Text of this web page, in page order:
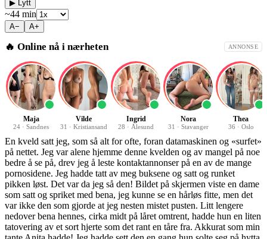
▶ Lytt
~44 min
A− A+
🔥 Online nå i nærheten ANNONSE
Maja
24 · Sandnes
Vilde
31 · Kristiansand
Ingrid
28 · Ålesund
Nora
31 · Stavanger
Thea
36 · Oslo
En kveld satt jeg, som så alt for ofte, foran datamaskinen og «surfet» på nettet. Jeg var alene hjemme denne kvelden og av mangel på noe bedre å se på, drev jeg å leste kontaktannonser på en av de mange pornosidene. Jeg hadde tatt av meg buksene og satt og runket pikken løst. Det var da jeg så den! Bildet på skjermen viste en dame som satt og spriket med bena, jeg kunne se en hårløs fitte, men det var ikke den som gjorde at jeg nesten mistet pusten. Litt lengere nedover bena hennes, cirka midt på låret omtrent, hadde hun en liten tatovering av et sort hjerte som det rant en tåre fra. Akkurat som min tante Anita hadde! Jeg hadde sett den en gang hun solte seg på hytta. Hun var min mors eldre søster og familiens «sorte får». Jeg hadde egentlig aldri skjønt hvorfor, men når foreldrene mine snakket om henne, og jeg kom inn i rommet ble det alltid brått stille. Far smilte alltid lurt når hun kom på besøk, men da ble mor sur. «Flyfille!» sa mamma, «Det går ikke ann å ha det forbruket på menn!» Anita var alltid hyggelig mot meg, hun var alltid så glad og lystig. Når hun lo, ristet alltid puppene hennes. Skjønt, det hadde jeg bare lagt merke til de siste årene. Det hendte til og med at jeg tok meg selv i å fantasere om henne når jeg lå i sengen å runket om kvelden. Ikke så rart kanskje, for en gutt på 16, som har en 45 år gammel tante med kropp som en fotomodell. Jeg leste annonsen til bildet: «Moden madam søker partnere i alle aldre for uforpliktende treff. Liker alt som er gøy og godt: 69, anal, oral eller doggystyle, har også veldig gode erfaringer med lettere dominanse. Er også åpen for andre ting, bare fantasien setter grenser! Par kan også svare. Hilsen: Miss Try.» Så sto det en E-mail adresse. Jeg kunne ikke se ansiktet hennes, men kroppen og det lange, nesten svarte håret, stemte. Høyre hånda mi tok et hardere tak i pikken, nå runket jeg for harde livet. Kanskje jeg skulle svare? ÅHH… der gikk det for meg, sæden sprutet ut. Det kunne jo ikke skade å prøve. Jeg tørket opp sølet og begynte å skrive: » Kjære Miss Try. Jeg er en ung, kåt mann ( vet den er litt drøy, men hva skulle jeg skrive?? ) som ønsker å treffe deg. Jeg er vel litt uerfaren, men har meget sterke drifter. Har alltid vært nysgjerrig på dominering, ( jeg visste vel egentlig ikke hva det var en gang, men skitt au ), men har aldri fått prøvd det. Jeg liker å eksperimentere, men det er ikke så mange kvinner på min alder som er med på mye av det jeg ønsker, håper du kan hjelpe meg. Jeg tente øyeblikkelig da jeg så bildet ditt, du er jo bare dritsexy! Lær meg! Ser frem mot å høre fra deg. Hilsen: P.» Etter å ha sendt mailen, var jeg så spent at jeg skalv. Tenk om jeg fikk svar! Det skulle nesten gå en uke før jeg hørte noe. Da mailen kom leste jeg spent: «Hei P. Takk for svaret ditt. Selvfølgelig skal jeg hjelpe deg. En moden kvinne er dum hvis hun sier nei når hun blir tilbudt en ungkukk. Hva vil du lære? Jeg er veldig glad i å bli slikket, vil du det? Stikke tunga di langt inn i den våte fitta mi? Jeg vil høre mer hva du fantaserer om, hva gjør deg kåt? Tenner du på strenge damer? Har du blitt sugd før? La meg suge kukken din tom for safter! Men først vil jeg kjenne den i musa mi, og i analen! Du må svare fort, for jeg er så kåt nå! Fortell meg også når vi kan møtes, jeg har leilighet vi kan treffes i. M.T.» «Fy faen!» tenkte jeg, tenk om det er tante Anita, og hva ville hun sagt om hun visste det var meg hun skrev til… Jeg måtte finne det ut og visste hvordan, om to uker skulle hele familien min på vår årlige hyttetur til Valdres. Tante skulle også dit. Jeg skrev svar tilbake at jeg gjerne ville møte henne, men at jeg kun kan den helgen om to uker. Jeg skrev også at hennes forslag hørtes perfekt ut. Dagen etter fikk jeg svar: Hun kunne ikke den helgen, hun måtte bort. «Familiære saker» skrev hun. Det måtte være tante! Jeg skrev tilbake at «…vi måtte prøve å finne en annen helg». Så måtte jeg runke litt igjen, og nå så jeg tante foran meg, hun skrevet og stakk en finger inn i fitta si. Jeg kom med en gang. To uker senere var vi framme ved hytta vår, foreldrene mine og jeg. Besteforeldrene mine og tante skulle komme senere på kvelden. Jeg hadde hatt ståpikk hele veien, mens jeg tenkte på Anita, men jeg fikk ikke gjort stort med det så lenge jeg satt i bilen. Vel fremme bar det rett inn på utedoen for å runke igjen. Klokken ni kom hun, jeg ble helt skjelven når jeg så henne. «Heisann, Petter! Endelig her igjen.» sa hun og ga meg en klem. «J-ja» fikk jeg stammet frem, mens jeg smilte fårete. Jeg fikk reisning igjen. Jeg la meg tidlig den kvelden, kunne høre stemmen hennes når jeg runket. Dagen etter lå det en lapp til meg på rommet mitt, foreldrene mine hadde tatt med besteforeldrene mine for å plukke bær. Det betydde at jeg var alene med tante! Nå hadde jeg sjansen. Jeg kledde på meg og gikk spent ut i stuen. Jeg sto å tittet på henne, mens hun lå på verandaen å solte seg toppløs, kun iført en liten bikinitruse. Det var henne, jeg var sikker, kroppen stemte perfekt med bildet jeg hadde sett. De slanke lange lårene og de nesten stramme, fyldige pupper. Det var nå eller aldri. Verandaen lå så høyt oppe at det var umulig å se opp på den fra skogen, så jeg dro av meg buksa og trusa og gikk stille ut til tante. «Er det deg Petter?» spurte hun og snudde seg mot meg. Jeg gikk helt bort til henne og sa: «Sug meg!» Hun så forvirret på meg, så så hun ned på pikken min som sto som et spett. «Sug meg, sa jeg! Miss Try.» Nå så hun enda mer forvirret ut. «Er det du som er P?» sa hun usikkert. Jeg nikket. Nå følte jeg meg litt tøffere. Jeg tok tak i hånda hennes og førte den mot kukken min. «Vær slaven min nå, jeg vil sprute i munnen din!» Nå smilte tante og sa «Det var uventet, men hvorfor ikke, jeg skal være hora di» Hun tok et godt grep rundt kukken min og runket meg forsiktig. Den andre hånda tok tak i ballene mine og knadde de lett. Så gapte hun forsiktig over kukkhodet. Gud, så varmt og deilig det var og tungen kilte så deilig. Hun dro leppene nedover skaftet og nærmest svelget hele staven inn, helt til roten, så dro hun den sakte ut igjen, slik at det oppsto et lite vakuum, samtidig som hun fortsatte å kna ballene. «ÅÅH!» stønnet jeg høyt. Jeg kjente at jeg snart ville komme og ville trekke meg ut av munnen hennes, men hun holdt fast i rumpa mi og sugde enda hardere. ”Jeg kommer!” sa jeg, og jeg kom, som en foss i munnen hennes. Tante prøvde å svelge hele satsen, men noe dryppet ned på gulvet. Hun klemte hardere på pungen så det nesten gjorde vondt og slapp ikke pikken før den var helt tømt. Nå var jeg så skjelven i knærnene at jeg måtte sette meg ned i stolen. ”Skal jeg fortsette å runke deg?” spurte hun. Jeg kunne hare nikke til svar, var helt målløs, det var det beste jeg hadde kjent noen gang. Det tok ikke lang tid før pikken sto igjen, jeg var jo en gutt i min beste alder. ”Nå vil jeg pule deg!” sa jeg, ”sett deg på`n!”. Tante skrevet over meg, dro bikinitrusa til side og tredde seg ned på pikken min. Jeg kjente at hun var gjennomvåt i fitta og jeg gled rett inn. Når hun løftet på rumpa klemte hun fitta sammen igjen så den ble trang og god. Dette var til og med bedre enn da hun sugde meg. Hun humpet opp og ned, og puppene hoppet etter. Jeg fanget en av dem med munnen. Brystvortene var harde som stein. Tante stønnet når jeg bet løst i den. Nå øket hun tempoet, hun red meg som en gal og stønnet høyere. Den ene hånda hennes hadde funnet veien ned til skrittet hennes og hun gned seg selv på fitta. Jeg kjente det bygge seg opp i ballene igjen, det var ikke lenge før jeg ville komme på ny. Anita måtte ha skjønt det, for hun sa: ”La meg kjenne spruten din inne i meg, fyll horefitta mi!” Klarere beskjed trengte jeg ikke, det var som ei kule for gjennom underlivet mitt – og så brølte jeg med voldsom kraft ut i skogen da jeg gang på gang eksploderte dypt inni henne. Fytterakker`n så jeg kom. Det ville knapt noen ende ta, igjen og igjen kjente jeg hvordan jeg sprutet i den deilige dyvåte fitta hennes. I sanseløs nytelse så jeg ned og så sæd og fittesafter flyte i en strøm nedover lårene mine. Nå kjente jeg plutselig at det var et jordskjelv på gang. Anita formelig ristet og skrek, før hun fløt over i en deilig orgasme. Pikken min kjente hvordan musa hennes dirret og pumpet jernet tomt for sæd. Vi sank sammen på verandagulvet, og ble liggende sånn en lang stund. Hun underst med meg oppå, og vi lå og nusset hverandre som om vi var et par. ”Var det som du hadde forestilt deg?” spurte hun. Jeg ristet på hode og smilte. ”Nei, bedre”. Akkurat da hørte vi stemmer fra skogen. De andre kom hjem fra turen. Tante reiste seg opp og gikk inn. Jeg tok med meg klærne mine og fulgte etter. Resten av helgen skjedde det ingenting mer mellom oss. De andre var der hele tiden, men når vi skulle dra hvisket tante i øret mitt ”Neste gang er det min tur!” Jeg skjønte ikke hva hun mente da. Det skulle gå en måneds tid før jeg hørte noe mer fra tante. Jeg satt på rommet mitt en dag, da mor kom inn. Jeg hadde nettopp startet sommerferien og nå lurte jeg på hva jeg skulle finne på. ”Anita ringte nettopp” sa mor. ”Hun har så vondt i ryggen om dagen, og derfor lurte hun på om du kunne komme innover å hjelpe henne med noen ting som måtte opp på loftet. Jeg sa det var greit, jeg. Det er vel det?” Jeg kjente pulsen stige. ”J-ja” fikk jeg stotret fram. Dagen etter satt jeg på toget til Oslo. Nydusjet og kåt, hadde vasket meg godt nedentil. Endelig skulle jeg få mus igjen. Da jeg kom frem til leiligheten hennes, hang det en lapp på døren: Hei Petter! Jeg måtte på jobben, men du vet jo hvor nøkkelen er. Kommer hjem rundt 4. Ta deg noe mat og føl deg som hjemme. Klem: Anita. Jeg tittet på klokken, heldigvis bare en drøy time å vente, jeg hadde en ståpikk som verket etter utløsning. ”Spise først” tenkte jeg og låste meg inn. Etter å ha smurt meg noen skiver, satte jeg meg i stua for å se på TV. Maten var god, men det